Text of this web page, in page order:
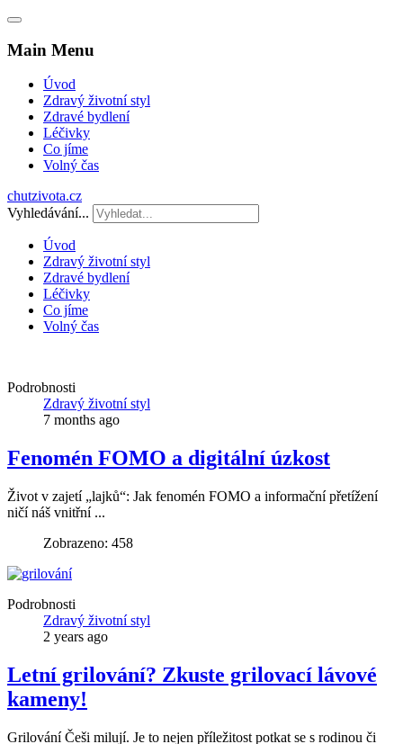
Main Menu
Úvod
Zdravý životní styl
Zdravé bydlení
Léčivky
Co jíme
Volný čas
chutzivota.cz
Vyhledávání...
Úvod
Zdravý životní styl
Zdravé bydlení
Léčivky
Co jíme
Volný čas
Podrobnosti
Zdravý životní styl
7 months ago
Fenomén FOMO a digitální úzkost
Život v zajetí „lajků“: Jak fenomén FOMO a informační přetížení
ničí náš vnitřní ...
Zobrazeno: 458
Podrobnosti
Zdravý životní styl
2 years ago
Letní grilování? Zkuste grilovací lávové
kameny!
Grilování Češi milují. Je to nejen příležitost potkat se s rodinou či